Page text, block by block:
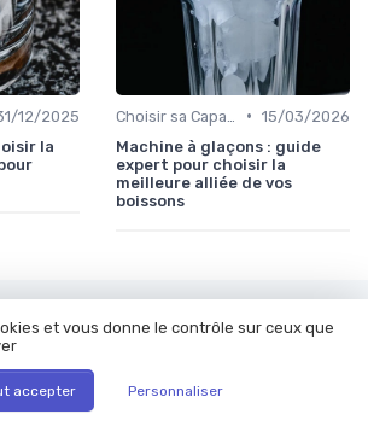
12/2025
la
• 15/03/2026
Machine à glaçons : guide
expert pour choisir la
meilleure alliée de vos
boissons
date
Janvier 2024
et vous donne le contrôle sur ceux que
accepter Personnaliser